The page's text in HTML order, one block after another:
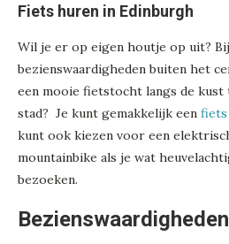
Fiets huren in Edinburgh
Wil je er op eigen houtje op uit?
bezienswaardigheden buiten het
een mooie fietstocht langs de kust
stad? Je kunt gemakkelijk een fiets
kunt ook kiezen voor een
mountainbike als je wat
bezoeken.